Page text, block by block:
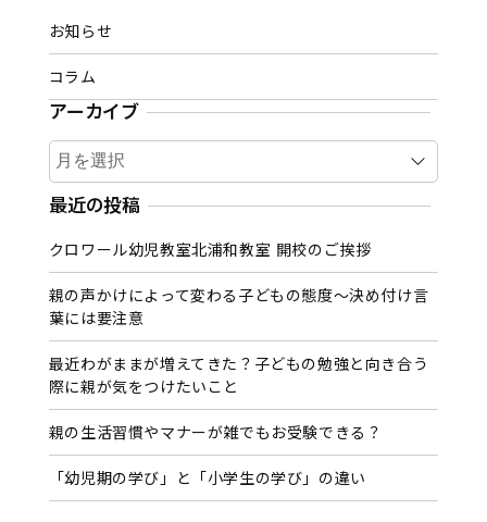
お知らせ
コラム
アーカイブ
ア
ー
カ
ブ
最近の投稿
クロワール幼児教室北浦和教室 開校のご挨拶
親の声かけによって変わる子どもの態度〜決め付け言
葉には要注意
最近わがままが増えてきた？子どもの勉強と向き合う
際に親が気をつけたいこと
親の生活習慣やマナーが雑でもお受験できる？
「幼児期の学び」と「小学生の学び」の違い